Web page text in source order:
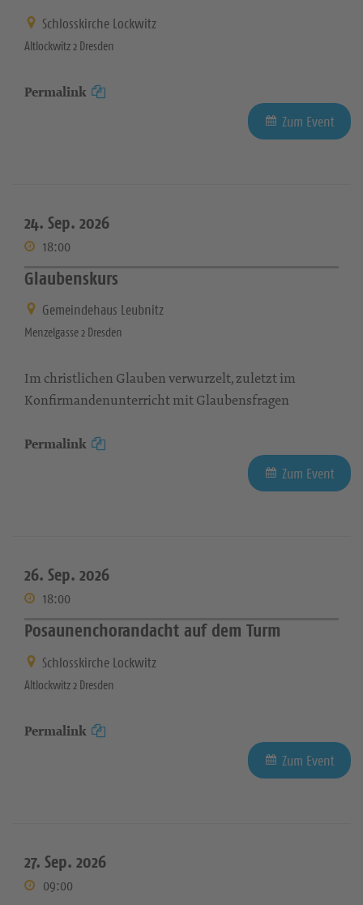
Schlosskirche Lockwitz
Altlockwitz 2 Dresden
Permalink
Zum Event
24. Sep. 2026
18:00
Glaubenskurs
Gemeindehaus Leubnitz
Menzelgasse 2 Dresden
Im christlichen Glauben verwurzelt, zuletzt im
Konfirmandenunterricht mit Glaubensfragen
Permalink
Zum Event
26. Sep. 2026
18:00
Posaunenchorandacht auf dem Turm
Schlosskirche Lockwitz
Altlockwitz 2 Dresden
Permalink
Zum Event
27. Sep. 2026
09:00